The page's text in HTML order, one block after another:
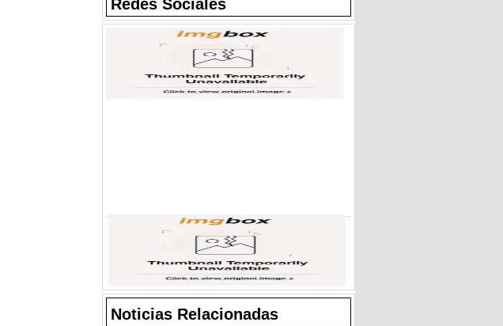
Redes Sociales
Noticias Relacionadas